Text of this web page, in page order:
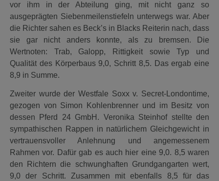
vor ihm in der Abteilung ging, mit nicht ganz so
ausgeprägten Siebenmeilenstiefeln unterwegs war. Aber
die Richter sahen es Beck’s in Blacks Reiterin nach, dass
sie gar nicht anders konnte, als zu bremsen. Die
Wertnoten: Trab, Galopp, Rittigkeit sowie Typ und
Qualität des Körperbaus 9,0, Schritt 8,5. Das ergab eine
8,9 in Summe.
Zweiter wurde der Westfale Soxx v. Secret-Londontime,
gezogen von Simon Kohlenbrenner und im Besitz von
dessen Pferd 24 GmbH. Veronika Steinhof stellte den
sympathischen Rappen in natürlichem Gleichgewicht in
vertrauensvoller Anlehnung und angemessenem
Rahmen vor. Dafür gab es auch hier eine 9,0. 8,5 waren
den Richtern die schwunghaften Grundgangarten wert,
9,0 der Schritt. Zusammen mit ebenfalls 8,5 für das